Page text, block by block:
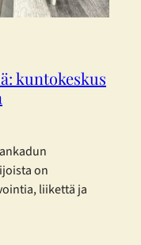
kuntokeskus
on
liikettä ja